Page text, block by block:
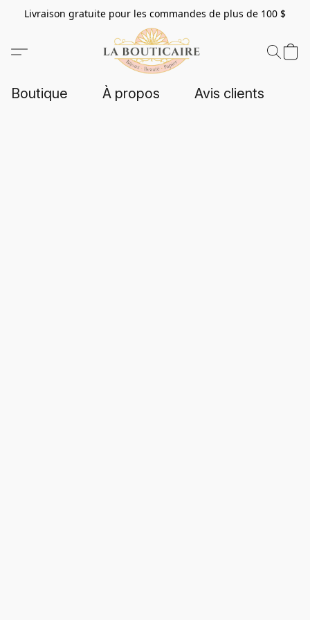
Livraison gratuite pour les commandes de plus de 100 $
Boutique À propos Avis clients